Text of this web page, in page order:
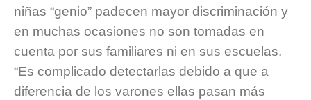
niñas “genio” padecen mayor discriminación y
en muchas ocasiones no son tomadas en
cuenta por sus familiares ni en sus escuelas.
“Es complicado detectarlas debido a que a
diferencia de los varones ellas pasan más